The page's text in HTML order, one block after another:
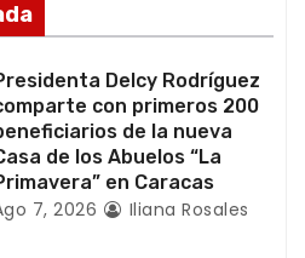
Delcy Rodríguez
con primeros 200
de la nueva
de los Abuelos “La
en Caracas
7, 2026 Iliana Rosales